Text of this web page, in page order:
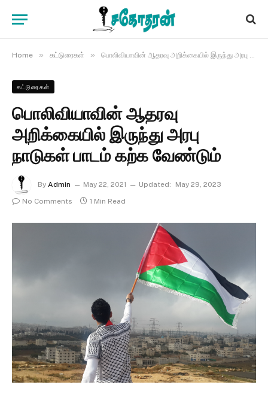
Home » கட்டுரைகள் » பொலிவியாவின் ஆதரவு அறிக்கையில் இருந்து அரபு நாடுகள் பாடம் கற்க வேண்டும்
கட்டுரைகள்
பொலிவியாவின் ஆதரவு
அறிக்கையில் இருந்து அரபு
நாடுகள் பாடம் கற்க வேண்டும்
By Admin May 22, 2021 Updated:
May 29, 2023
No Comments
1 Min Read